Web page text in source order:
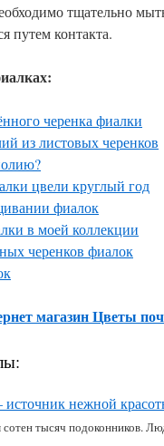
тщательно
путем контакта.
черенка фиалки
из листовых черенков
цвели круглый год
фиалок
в моей коллекции
черенков фиалок
магазин Цветы
источник нежной
тысяч подоконников.